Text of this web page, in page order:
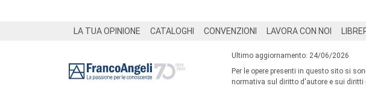
LA TUA OPINIONE CATALOGHI CONVENZIONI LAVORA CON NOI
Ultimo aggiornamento: 24/06/2026
Per le opere presenti in questo sito si
normativa sul diritto d'autore e sui diritti